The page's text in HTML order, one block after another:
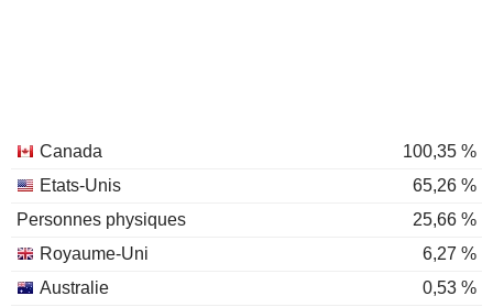
Canada
100,35 %
Etats-Unis
65,26 %
Personnes physiques
25,66 %
Royaume-Uni
6,27 %
Australie
0,53 %